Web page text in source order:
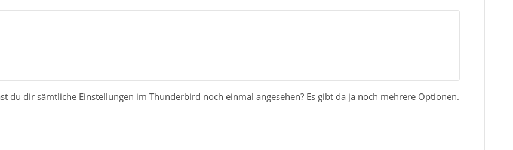
du dir sämtliche Einstellungen im Thunderbird noch einmal angesehen? Es gibt da ja noch mehrere Optionen.